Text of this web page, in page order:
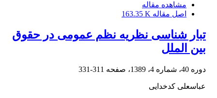
مشاهده مقاله
اصل مقاله 163.35 K
تبار شناسی نظریه نظم عمومی در حقوق
بین الملل
دوره 40، شماره 4، 1389، صفحه 311-331
عباسعلی کدخدایی